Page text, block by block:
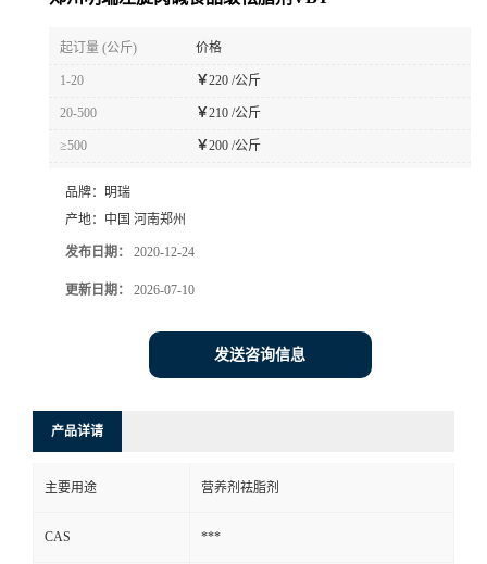
起订量 (公斤) 价格
1-20 ￥220 /公斤
20-500 ￥210 /公斤
≥500 ￥200 /公斤
品牌： 明瑞
产地： 中国 河南郑州
发布日期： 2020-12-24
更新日期： 2026-07-10
发送咨询信息
产品详请
主要用途 营养剂祛脂剂
CAS ***